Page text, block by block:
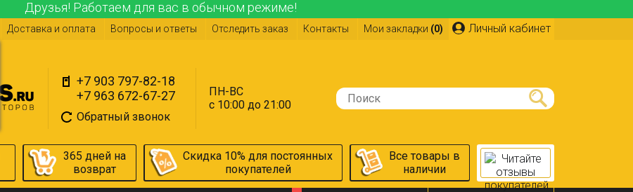
Друзья! Работаем для вас в обычном режиме!
Личный кабинет
Доставка и оплата Вопросы и ответы Отследить заказ Контакты Мои закладки (0)
+7 903 797-82-18
+7 963 672-67-27
Обратный звонок
ПН-ВС
с 10:00 до 21:00
365 дней на
возврат
Скидка 10% для постоянных
покупателей
Все товары в
наличии